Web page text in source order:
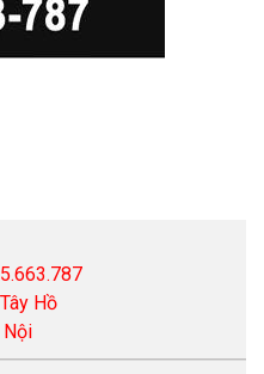
Hồ
Nội